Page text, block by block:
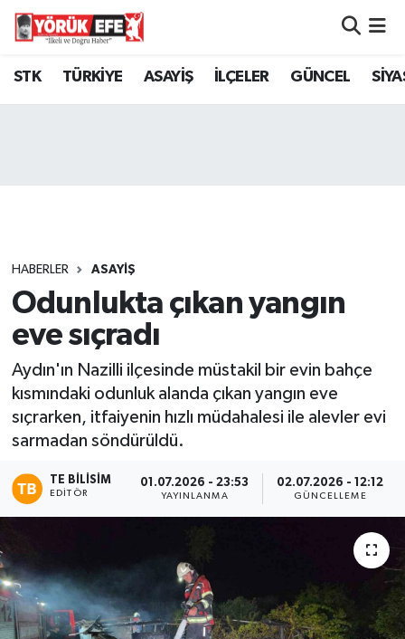
STK TÜRKİYE ASAYİŞ İLÇELER GÜNCEL
HABERLER ASAYİŞ
Odunlukta çıkan yangın
eve sıçradı
Aydın'ın Nazilli ilçesinde müstakil bir evin bahçe
kısmındaki odunluk alanda çıkan yangın eve
sıçrarken, itfaiyenin hızlı müdahalesi ile alevler evi
sarmadan söndürüldü.
TE BILISIM
EDITÖR
01.07.2026 - 23:53
YAYINLANMA
02.07.2026 - 12:12
GÜNCELLEME
Aydın Nöbetçi Eczaneler
Tüm Manşetler
Son Dakika Haberleri
Haber Arşivi